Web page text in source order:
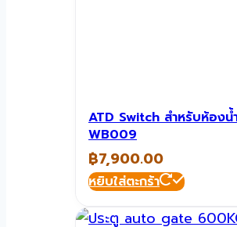
ATD Switch สำหรับห้องน้
WB009
฿7,900.00
หยิบใส่ตะกร้า